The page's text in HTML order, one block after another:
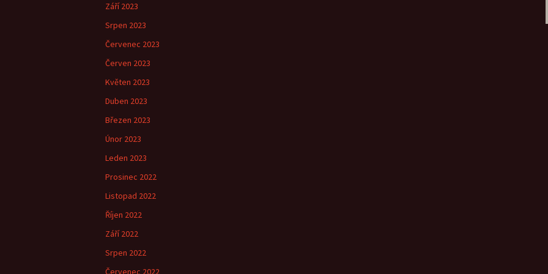
Září 2023
Srpen 2023
Červenec 2023
Červen 2023
Květen 2023
Duben 2023
Březen 2023
Únor 2023
Leden 2023
Prosinec 2022
Listopad 2022
Říjen 2022
Září 2022
Srpen 2022
Červenec 2022